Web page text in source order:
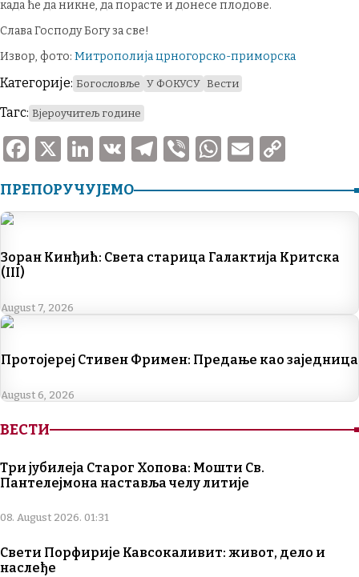
када ће да никне, да порасте и донесе плодове.
Слава Господу Богу за све!
Извор, фото: Митрополија црногорско-приморска
Категорије: Богословље У ФОКУСУ Вести
Тагс: Вјероучитељ године
F
c
b
o
X
Li
k
dI
V
T
e
a
m
V
er
W
at
A
E
ai p
Li
n
ПРЕПОРУЧУЈЕМО
Зоран Кинђић: Света старица Галактија Критска
(III)
August 7, 2026
Протојереј Стивен Фримен: Предање као заједница
August 6, 2026
ВЕСТИ
Три јубилеја Старог Хопова: Мошти Св.
Пантелејмона наставља челу литије
08. August 2026. 01:31
Свети Порфирије Кавсокаливит: живот, дело и
наслеђе